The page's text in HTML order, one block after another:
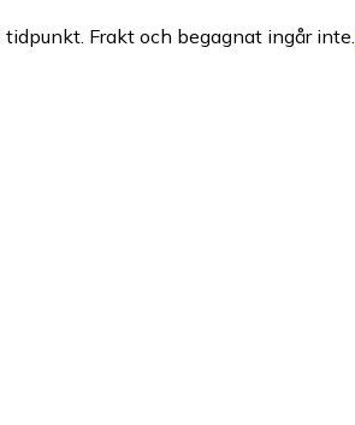
Frakt och begagnat ingår inte.